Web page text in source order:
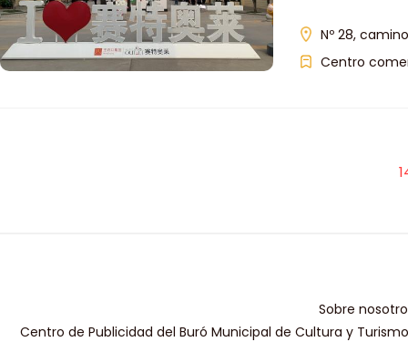
Nº 28,
Centro
Sobre
Centro de Publicidad del Buró Municipal de Cultura y